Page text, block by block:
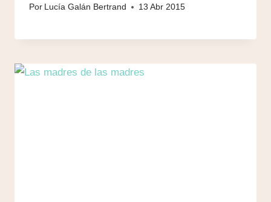
Por Lucía Galán Bertrand 13 Abr 2015